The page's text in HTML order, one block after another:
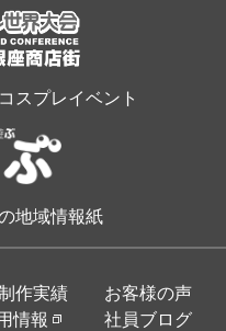
スプレイベント
地域情報紙
作実績
お客様の声
情報
社員ブログ